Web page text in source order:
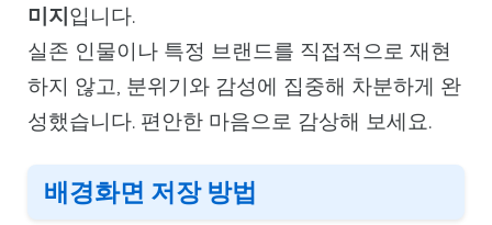
미지입니다.
실존 인물이나 특정 브랜드를 직접적으로 재현
하지 않고, 분위기와 감성에 집중해 차분하게 완
성했습니다. 편안한 마음으로 감상해 보세요.
배경화면 저장 방법